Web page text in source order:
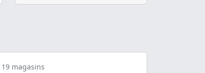
19 magasins